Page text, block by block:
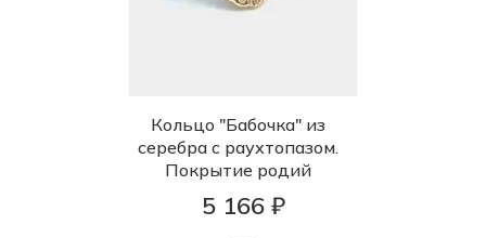
Кольцо "Бабочка" из
серебра с раухтопазом.
Покрытие родий
5 166 ₽